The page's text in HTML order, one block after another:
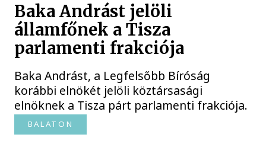
Baka Andrást jelöli
államfőnek a Tisza
parlamenti frakciója
Baka Andrást, a Legfelsőbb Bíróság
korábbi elnökét jelöli köztársasági
elnöknek a Tisza párt parlamenti frakciója.
BALATON